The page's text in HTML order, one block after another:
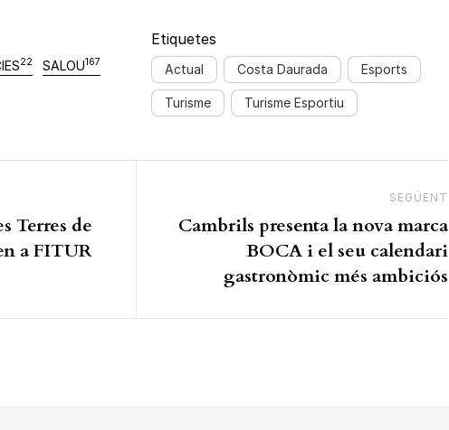
22 SALOU167
Etiquetes
Actual Costa Daurada Esports
Turisme Turisme Esportiu
Terres de
a FITUR
SEGÜENT
Cambrils presenta la nova marca
BOCA i el seu calendari
gastronòmic més ambiciós